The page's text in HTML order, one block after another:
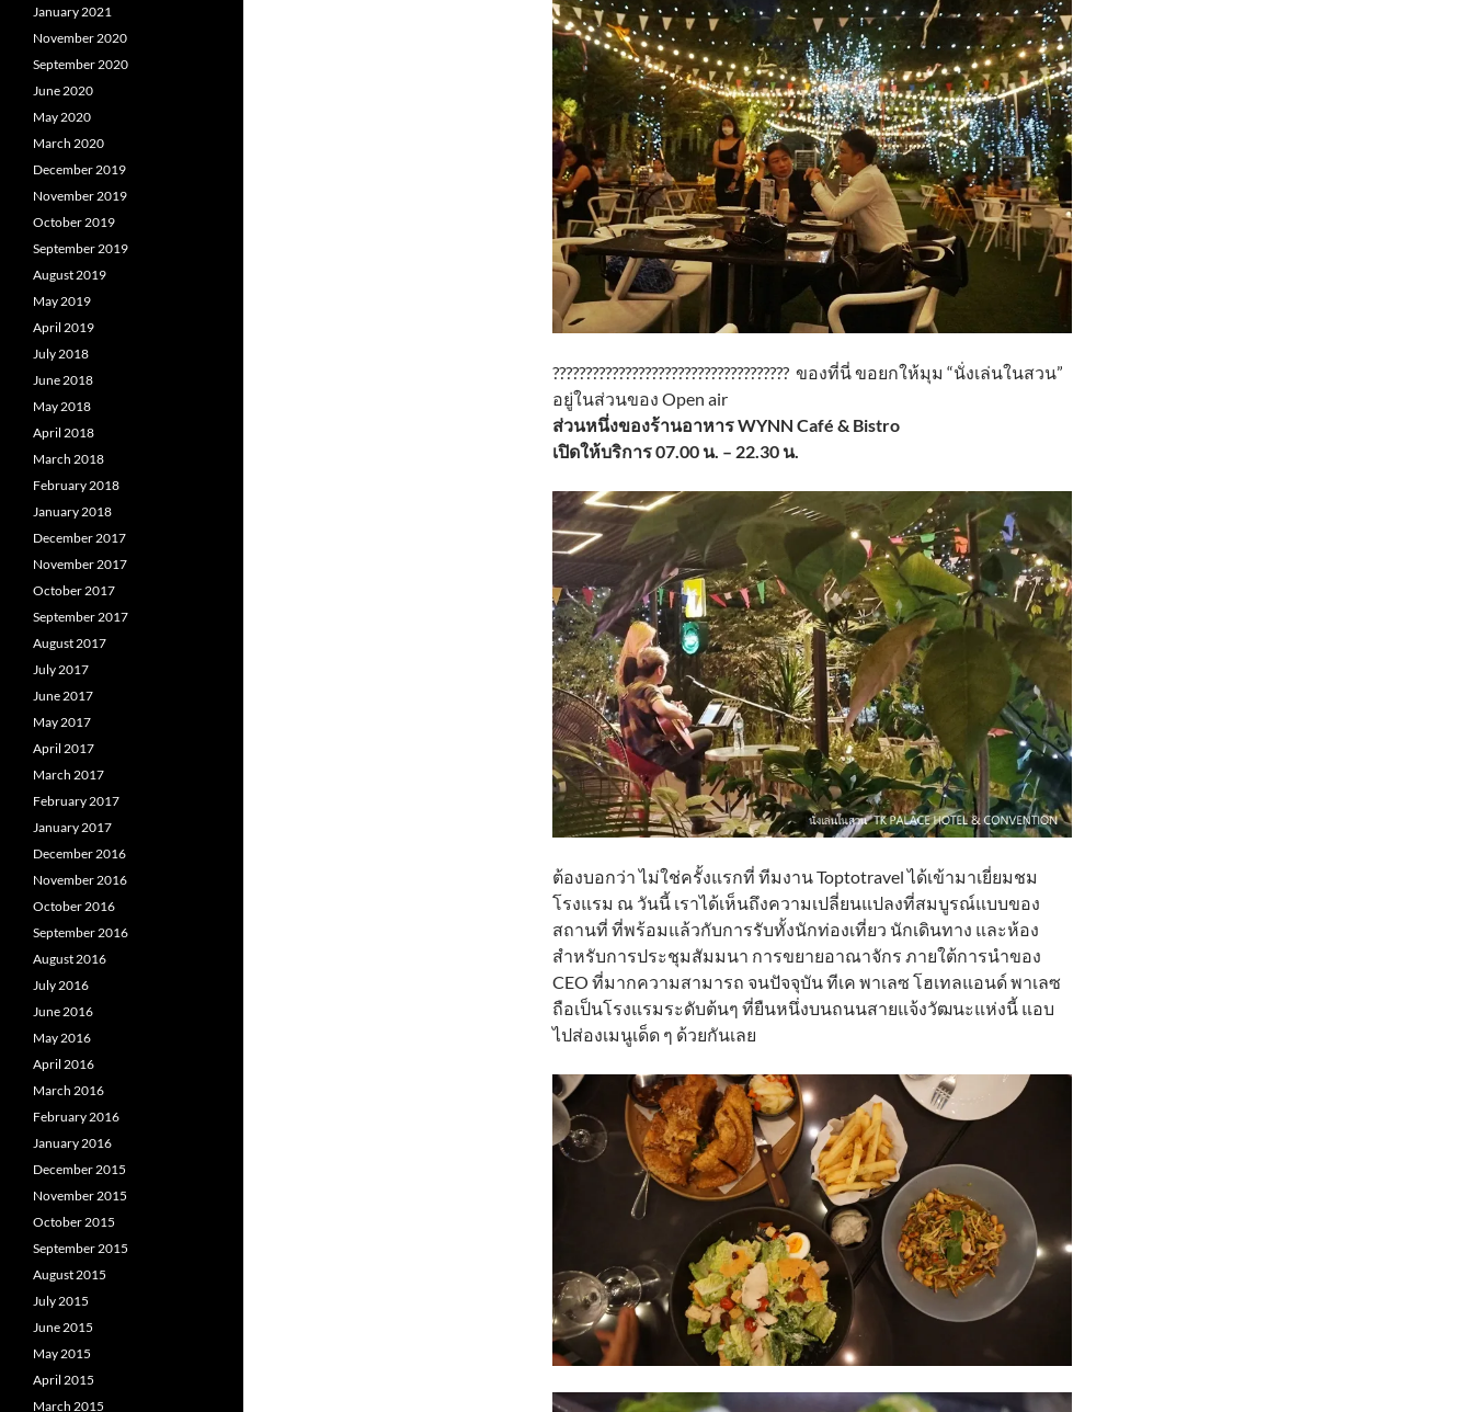
???????????????????????????????????? ของที่นี่ ขอยกให้มุม “นั่งเล่นในสวน”
อยู่ในส่วนของ Open air
ส่วนหนึ่งของร้านอาหาร WYNN Café & Bistro
เปิดให้บริการ 07.00 น. – 22.30 น.
ต้องบอกว่า ไม่ใช่ครั้งแรกที่ ทีมงาน Toptotravel ได้เข้ามาเยี่ยมชม
โรงแรม ณ วันนี้ เราได้เห็นถึงความเปลี่ยนแปลงที่สมบูรณ์แบบของ
สถานที่ ที่พร้อมแล้วกับการรับทั้งนักท่องเที่ยว นักเดินทาง และห้อง
สำหรับการประชุมสัมมนา การขยายอาณาจักร ภายใต้การนำของ
CEO ที่มากความสามารถ จนปัจจุบัน ทีเค พาเลซ โฮเทลแอนด์ พาเลซ
ถือเป็นโรงแรมระดับต้นๆ ที่ยืนหนึ่งบนถนนสายแจ้งวัฒนะแห่งนี้ แอบ
ไปส่องเมนูเด็ด ๆ ด้วยกันเลย
January 2021
November 2020
September 2020
June 2020
May 2020
March 2020
December 2019
November 2019
October 2019
September 2019
August 2019
May 2019
April 2019
July 2018
June 2018
May 2018
April 2018
March 2018
February 2018
January 2018
December 2017
November 2017
October 2017
September 2017
August 2017
July 2017
June 2017
May 2017
April 2017
March 2017
February 2017
January 2017
December 2016
November 2016
October 2016
September 2016
August 2016
July 2016
June 2016
May 2016
April 2016
March 2016
February 2016
January 2016
December 2015
November 2015
October 2015
September 2015
August 2015
July 2015
June 2015
May 2015
April 2015
March 2015